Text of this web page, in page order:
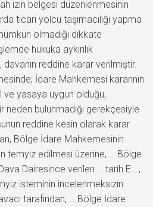
izin belgesi düzenlenmesinin
ticari yolcu taşımacılığı yapma
olmadığı dikkate
hukuka aykırılık
davanın reddine karar verilmiştir.
İdare Mahkemesi kararının
ve yasaya uygun olduğu,
neden bulunmadığı gerekçesiyle
reddine kesin olarak karar
Bölge İdare Mahkemesinin
temyiz edilmesi üzerine, … Bölge
Dairesince verilen … tarih E:…,
isteminin incelenmeksizin
tarafından, … Bölge İdare